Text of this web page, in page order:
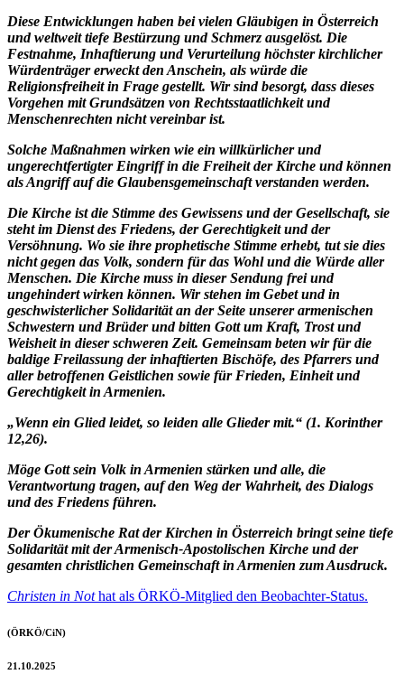
Diese Entwicklungen haben bei vielen Gläubigen in Österreich
und weltweit tiefe Bestürzung und Schmerz ausgelöst. Die
Festnahme, Inhaftierung und Verurteilung höchster kirchlicher
Würdenträger erweckt den Anschein, als würde die
Religionsfreiheit in Frage gestellt. Wir sind besorgt, dass dieses
Vorgehen mit Grundsätzen von Rechtsstaatlichkeit und
Menschenrechten nicht vereinbar ist.
Solche Maßnahmen wirken wie ein willkürlicher und
ungerechtfertigter Eingriff in die Freiheit der Kirche und können
als Angriff auf die Glaubensgemeinschaft verstanden werden.
Die Kirche ist die Stimme des Gewissens und der Gesellschaft, sie
steht im Dienst des Friedens, der Gerechtigkeit und der
Versöhnung. Wo sie ihre prophetische Stimme erhebt, tut sie dies
nicht gegen das Volk, sondern für das Wohl und die Würde aller
Menschen. Die Kirche muss in dieser Sendung frei und
ungehindert wirken können. Wir stehen im Gebet und in
geschwisterlicher Solidarität an der Seite unserer armenischen
Schwestern und Brüder und bitten Gott um Kraft, Trost und
Weisheit in dieser schweren Zeit. Gemeinsam beten wir für die
baldige Freilassung der inhaftierten Bischöfe, des Pfarrers und
aller betroffenen Geistlichen sowie für Frieden, Einheit und
Gerechtigkeit in Armenien.
„Wenn ein Glied leidet, so leiden alle Glieder mit.“ (1. Korinther
12,26).
Möge Gott sein Volk in Armenien stärken und alle, die
Verantwortung tragen, auf den Weg der Wahrheit, des Dialogs
und des Friedens führen.
Der Ökumenische Rat der Kirchen in Österreich bringt seine tiefe
Solidarität mit der Armenisch-Apostolischen Kirche und der
gesamten christlichen Gemeinschaft in Armenien zum Ausdruck.
Christen in Nothat als ÖRKÖ-Mitglied den Beobachter-Status.
(ÖRKÖ/CiN)
21.10.2025